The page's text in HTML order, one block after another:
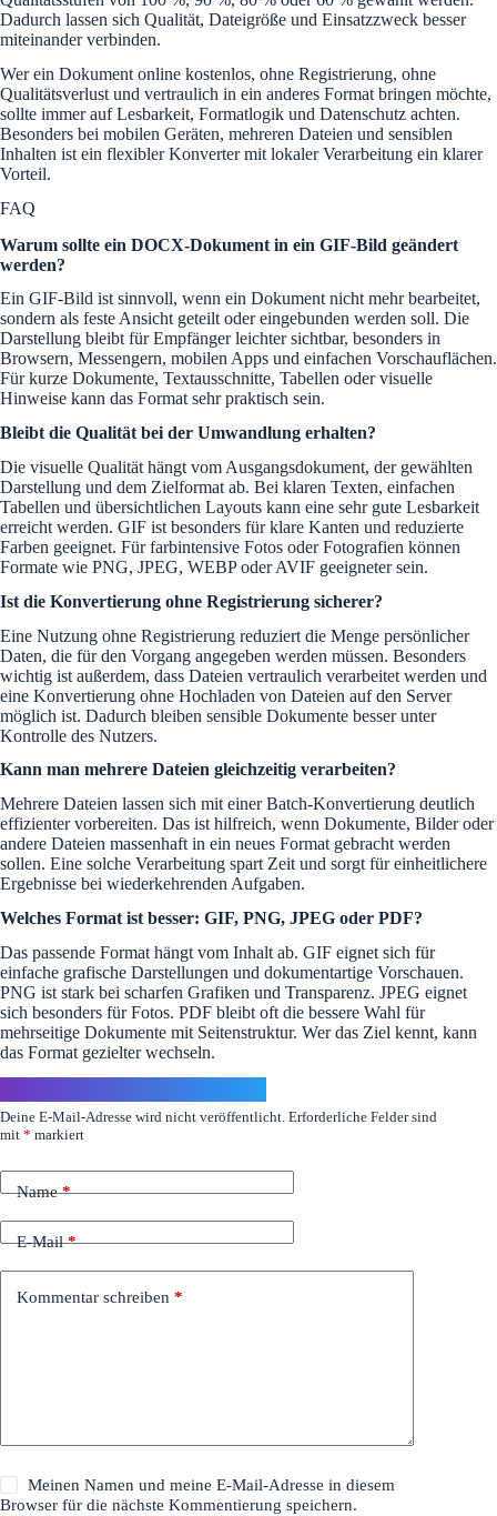
Dadurch lassen sich Qualität, Dateigröße und Einsatzzweck besser
miteinander verbinden.
Wer ein Dokument online kostenlos, ohne Registrierung, ohne
Qualitätsverlust und vertraulich in ein anderes Format bringen möchte,
sollte immer auf Lesbarkeit, Formatlogik und Datenschutz achten.
Besonders bei mobilen Geräten, mehreren Dateien und sensiblen
Inhalten ist ein flexibler Konverter mit lokaler Verarbeitung ein klarer
Vorteil.
FAQ
Warum sollte ein DOCX-Dokument in ein GIF-Bild geändert
werden?
Ein GIF-Bild ist sinnvoll, wenn ein Dokument nicht mehr bearbeitet,
sondern als feste Ansicht geteilt oder eingebunden werden soll. Die
Darstellung bleibt für Empfänger leichter sichtbar, besonders in
Browsern, Messengern, mobilen Apps und einfachen Vorschauflächen.
Für kurze Dokumente, Textausschnitte, Tabellen oder visuelle
Hinweise kann das Format sehr praktisch sein.
Bleibt die Qualität bei der Umwandlung erhalten?
Die visuelle Qualität hängt vom Ausgangsdokument, der gewählten
Darstellung und dem Zielformat ab. Bei klaren Texten, einfachen
Tabellen und übersichtlichen Layouts kann eine sehr gute Lesbarkeit
erreicht werden. GIF ist besonders für klare Kanten und reduzierte
Farben geeignet. Für farbintensive Fotos oder Fotografien können
Formate wie PNG, JPEG, WEBP oder AVIF geeigneter sein.
Ist die Konvertierung ohne Registrierung sicherer?
Eine Nutzung ohne Registrierung reduziert die Menge persönlicher
Daten, die für den Vorgang angegeben werden müssen. Besonders
wichtig ist außerdem, dass Dateien vertraulich verarbeitet werden und
eine Konvertierung ohne Hochladen von Dateien auf den Server
möglich ist. Dadurch bleiben sensible Dokumente besser unter
Kontrolle des Nutzers.
Kann man mehrere Dateien gleichzeitig verarbeiten?
Mehrere Dateien lassen sich mit einer Batch-Konvertierung deutlich
effizienter vorbereiten. Das ist hilfreich, wenn Dokumente, Bilder oder
andere Dateien massenhaft in ein neues Format gebracht werden
sollen. Eine solche Verarbeitung spart Zeit und sorgt für einheitlichere
Ergebnisse bei wiederkehrenden Aufgaben.
Welches Format ist besser: GIF, PNG, JPEG oder PDF?
Das passende Format hängt vom Inhalt ab. GIF eignet sich für
einfache grafische Darstellungen und dokumentartige Vorschauen.
PNG ist stark bei scharfen Grafiken und Transparenz. JPEG eignet
sich besonders für Fotos. PDF bleibt oft die bessere Wahl für
mehrseitige Dokumente mit Seitenstruktur. Wer das Ziel kennt, kann
das Format gezielter wechseln.
Deine E-Mail-Adresse wird nicht veröffentlicht. Erforderliche Felder sind
mit * markiert
Name*
E-Mail*
Kommentar schreiben *
Meinen Namen und meine E-Mail-Adresse in diesem
Browser für die nächste Kommentierung speichern.